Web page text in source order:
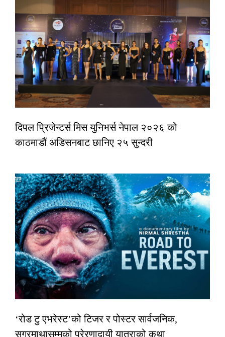
दिपल प्रिजेन्टर्स मिस युनिभर्स नेपाल २०२६ को
काठमाडौं अडिसनबाट छानिए २५ सुन्दरी
‘रोड टु एभरेस्ट’को टिजर र पोस्टर सार्वजनिक,
सगरमाथासम्मको प्रेरणादायी यात्राको कथा